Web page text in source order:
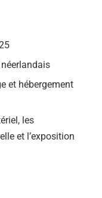
et hébergement
les
et l’exposition